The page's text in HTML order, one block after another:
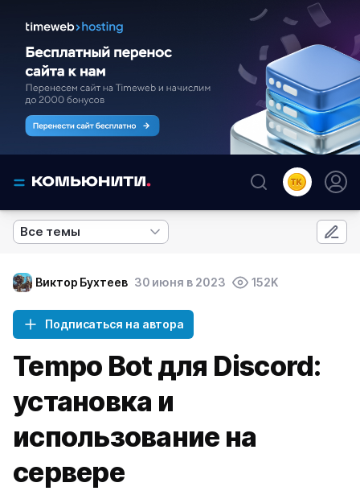
Все темы
Виктор Бухтеев 30 июня в 2023 152K
Подписаться на автора
Tempo Bot для Discord:
установка и
использование на
сервере